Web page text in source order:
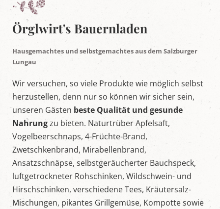
l
i
a
a
p
f
a
r
r
S
a
l
z
b
u
r
g
Örglwirt's Bauernladen
Hausgemachtes und selbstgemachtes aus dem Salzburger
Lungau
Wir versuchen, so viele Produkte wie möglich selbst
herzustellen, denn nur so können wir sicher sein,
unseren Gästen beste Qualität und gesunde
Nahrungzu bieten. Naturtrüber Apfelsaft,
Vogelbeerschnaps, 4-Früchte-Brand,
Zwetschkenbrand, Mirabellenbrand,
Ansatzschnäpse, selbstgeräucherter Bauchspeck,
luftgetrockneter Rohschinken, Wildschwein- und
Hirschschinken, verschiedene Tees, Kräutersalz-
Mischungen, pikantes Grillgemüse, Kompotte sowie